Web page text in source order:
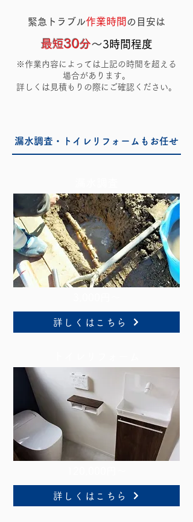
緊急トラブル作業時間 の目安は
最短30分～3 時間程度
※作業内容によっては上記の時間を超える
場合があります。
詳しくは見積もりの際にご確認ください。
漏水調査・トイレリフォームもお任せ
詳しくはこちら
詳しくはこちら